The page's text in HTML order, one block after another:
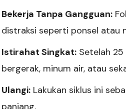
Bekerja Tanpa Gangguan:
distraksi seperti ponsel atau
Istirahat Singkat: Setelah
bergerak, minum air, atau
Ulangi: Lakukan siklus ini